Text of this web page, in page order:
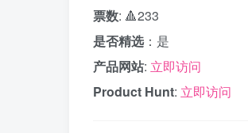
票数: 🔺233
是否精选：是
产品网站: 立即访问
Product Hunt: 立即访问